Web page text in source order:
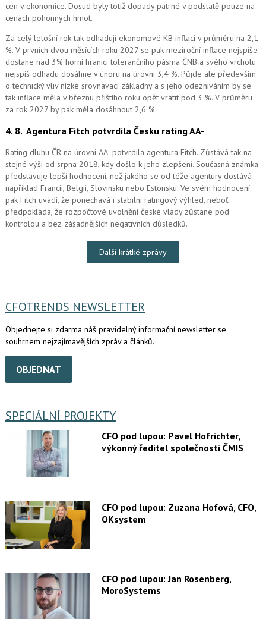
cen v ekonomice. Dosud byly totiž dopady patrné v podstatě pouze na
cenách pohonných hmot.
Za celý letošní rok tak odhadují ekonomové KB inflaci v průměru na 2,1
%. V prvních dvou měsících roku 2027 se pak meziroční inflace nejspíše
dostane nad 3% horní hranici tolerančního pásma ČNB a svého vrcholu
nejspíš odhadu dosáhne v únoru na úrovni 3,4 %. Půjde ale především
o technický vliv nízké srovnávací základny a s jeho odezníváním by se
tak inflace měla v březnu příštího roku opět vrátit pod 3 %. V průměru
za rok 2027 by pak měla dosáhnout 2,6 %.
4. 8. Agentura Fitch potvrdila Česku rating AA-
Rating dluhu ČR na úrovni AA- potvrdila agentura Fitch. Zůstává tak na
stejné výši od srpna 2018, kdy došlo k jeho zlepšení. Současná známka
představuje lepší hodnocení, než jakého se od téže agentury dostává
například Francii, Belgii, Slovinsku nebo Estonsku. Ve svém hodnocení
pak Fitch uvádí, že ponechává i stabilní ratingový výhled, neboť
předpokládá, že rozpočtové uvolnění české vlády zůstane pod
kontrolou a bez zásadnějších negativních důsledků.
Další krátké zprávy
CFOTRENDS NEWSLETTER
Objednejte si zdarma náš pravidelný informační newsletter se
souhrnem nejzajímavějších zpráv a článků.
OBJEDNAT
SPECIÁLNÍ PROJEKTY
CFO pod lupou: Pavel Hofrichter,
výkonný ředitel společnosti ČMIS
CFO pod lupou: Zuzana Hofová, CFO,
OKsystem
CFO pod lupou: Jan Rosenberg,
MoroSystems